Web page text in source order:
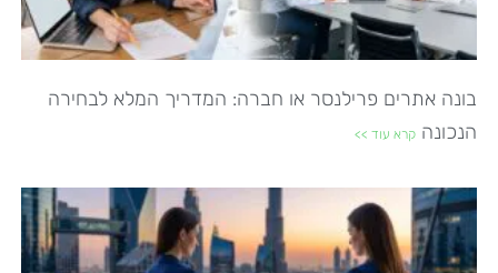
בונה אתרים פרילנסר או חברה: המדריך המלא לבחירה
הנכונה קרא עוד >>